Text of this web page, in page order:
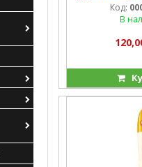
Код:
В